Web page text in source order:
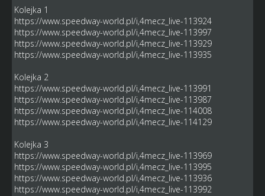
Kolejka 1
https://www.speedway-world.pl/i,4mecz_live-113924
https://www.speedway-world.pl/i,4mecz_live-113997
https://www.speedway-world.pl/i,4mecz_live-113929
https://www.speedway-world.pl/i,4mecz_live-113935
Kolejka 2
https://www.speedway-world.pl/i,4mecz_live-113991
https://www.speedway-world.pl/i,4mecz_live-113987
https://www.speedway-world.pl/i,4mecz_live-114008
https://www.speedway-world.pl/i,4mecz_live-114129
Kolejka 3
https://www.speedway-world.pl/i,4mecz_live-113969
https://www.speedway-world.pl/i,4mecz_live-113995
https://www.speedway-world.pl/i,4mecz_live-113936
https://www.speedway-world.pl/i,4mecz_live-113992